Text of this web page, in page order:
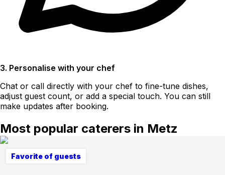
3. Personalise with your chef
Chat or call directly with your chef to fine-tune dishes,
adjust guest count, or add a special touch. You can still
make updates after booking.
Most popular caterers in Metz
Favorite of guests